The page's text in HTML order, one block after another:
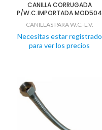
CANILLA CORRUGADA
P/W.C.IMPORTADA MOD504
CANILLAS PARA W.C.-L.V.
Necesitas estar registrado
para ver los precios